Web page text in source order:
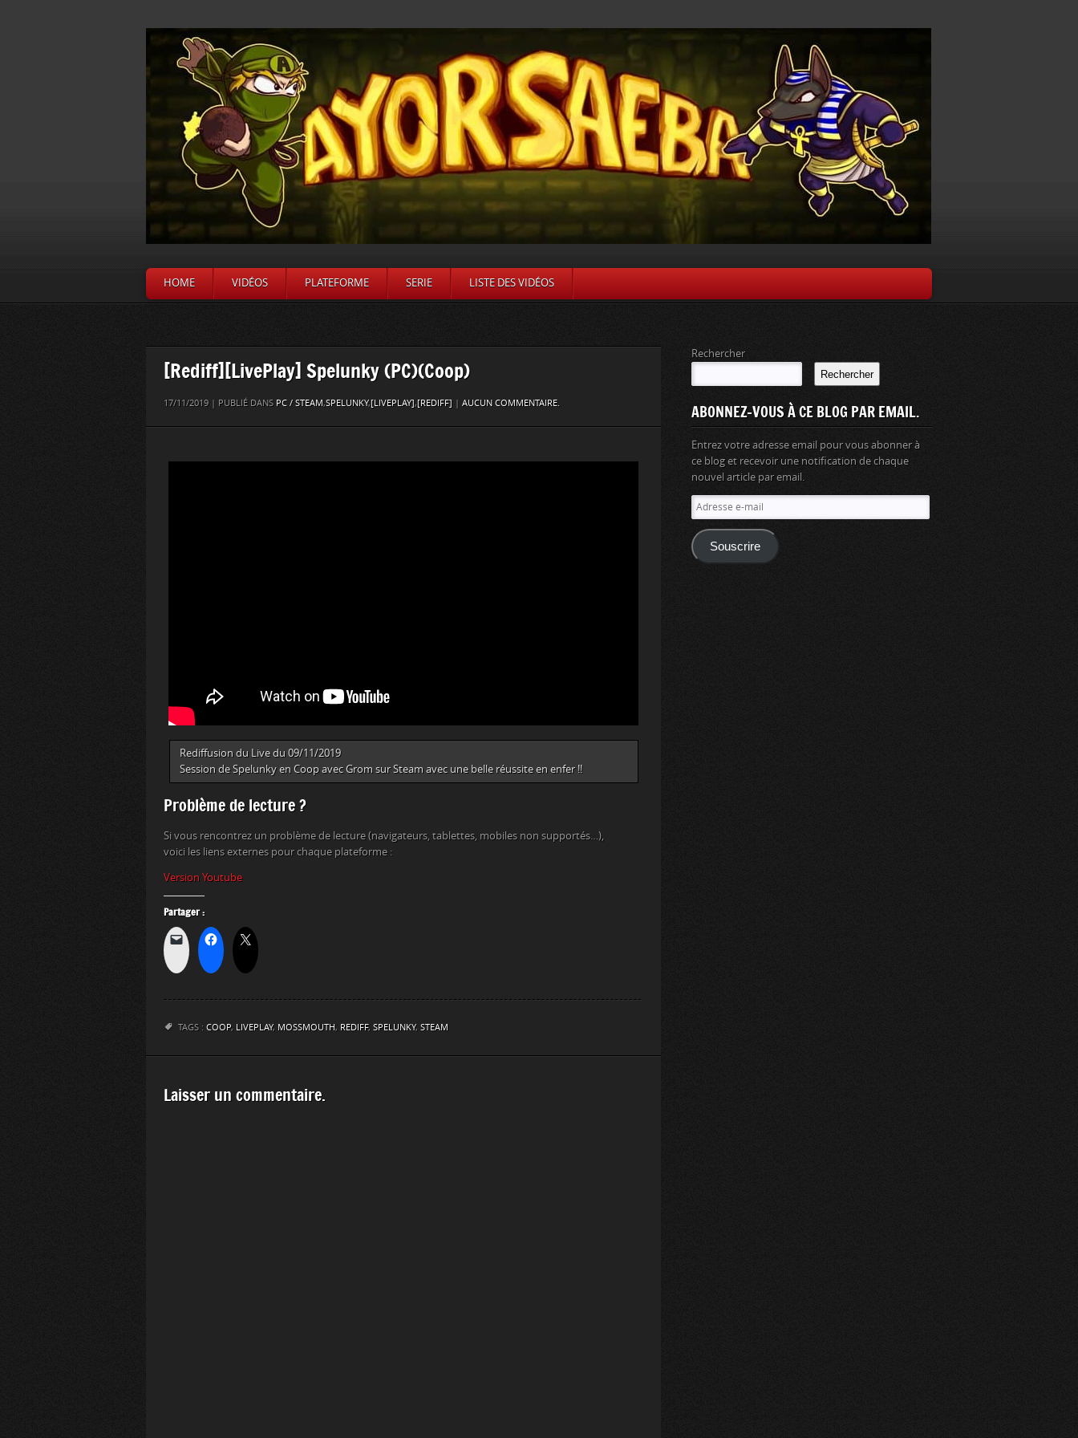
HOME VIDÉOS PLATEFORME SERIE LISTE DES VIDÉOS
[Rediff][LivePlay] Spelunky (PC)(Coop)
17/11/2019 | PUBLIÉ DANS PC / STEAM,SPELUNKY,[LIVEPLAY],[REDIFF] | AUCUN COMMENTAIRE.
Rediffusion du Live du 09/11/2019
Session de Spelunky en Coop avec Grom sur Steam avec une belle réussite en enfer !!
Problème de lecture ?
Si vous rencontrez un problème de lecture (navigateurs, tablettes, mobiles non supportés…),
voici les liens externes pour chaque plateforme :
Version Youtube
Partager :
TAGS : COOP, LIVEPLAY, MOSSMOUTH, REDIFF, SPELUNKY, STEAM
Laisser un commentaire.
Rechercher
Rechercher
ABONNEZ-VOUS À CE BLOG PAR EMAIL.
Entrez votre adresse email pour vous abonner à
ce blog et recevoir une notification de chaque
nouvel article par email.
Adresse
e-
mail
Souscrire